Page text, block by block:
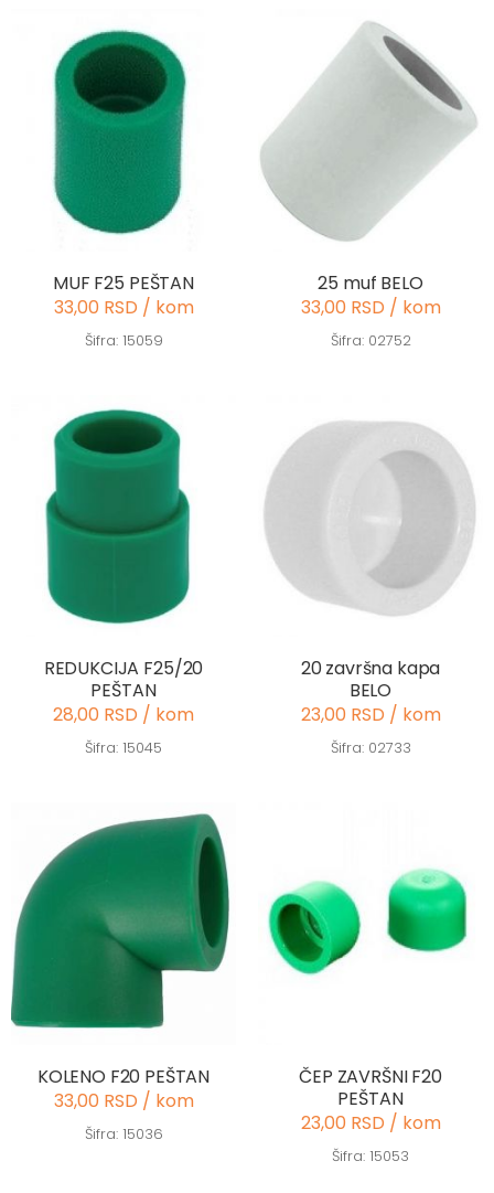
MUF F25 PEŠTAN
33,00 RSD / kom
Šifra: 15059
25 muf BELO
33,00 RSD / kom
Šifra: 02752
REDUKCIJA F25/20
PEŠTAN
28,00 RSD / kom
Šifra: 15045
20 završna kapa
BELO
23,00 RSD / kom
Šifra: 02733
KOLENO F20 PEŠTAN
33,00 RSD / kom
Šifra: 15036
ČEP ZAVRŠNI F20
PEŠTAN
23,00 RSD / kom
Šifra: 15053